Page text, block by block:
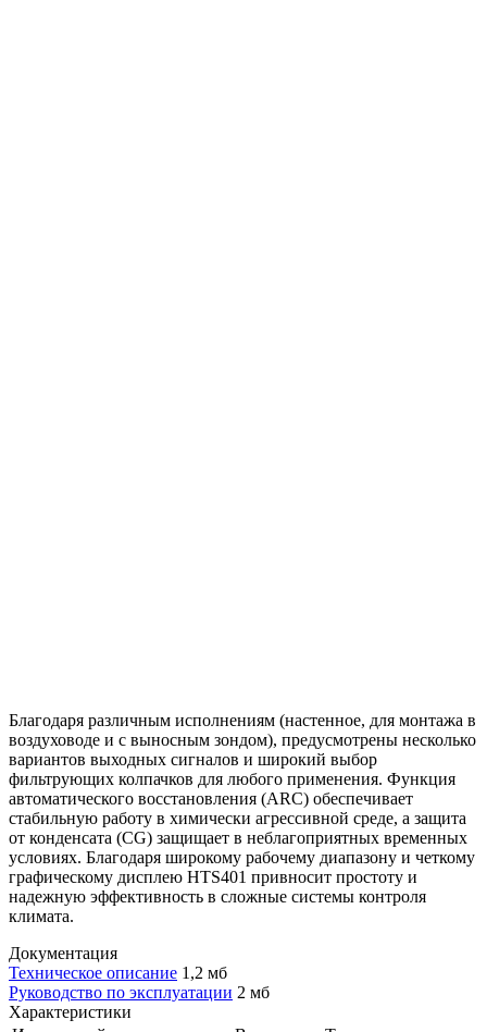
Благодаря различным исполнениям (настенное, для монтажа в
воздуховоде и с выносным зондом), предусмотрены несколько
вариантов выходных сигналов и широкий выбор
фильтрующих колпачков для любого применения. Функция
автоматического восстановления (ARC) обеспечивает
стабильную работу в химически агрессивной среде, а защита
от конденсата (CG) защищает в неблагоприятных временных
условиях. Благодаря широкому рабочему диапазону и четкому
графическому дисплею HTS401 привносит простоту и
надежную эффективность в сложные системы контроля
климата.
Документация
Техническое описание 1,2 мб
Руководство по эксплуатации 2 мб
Характеристики